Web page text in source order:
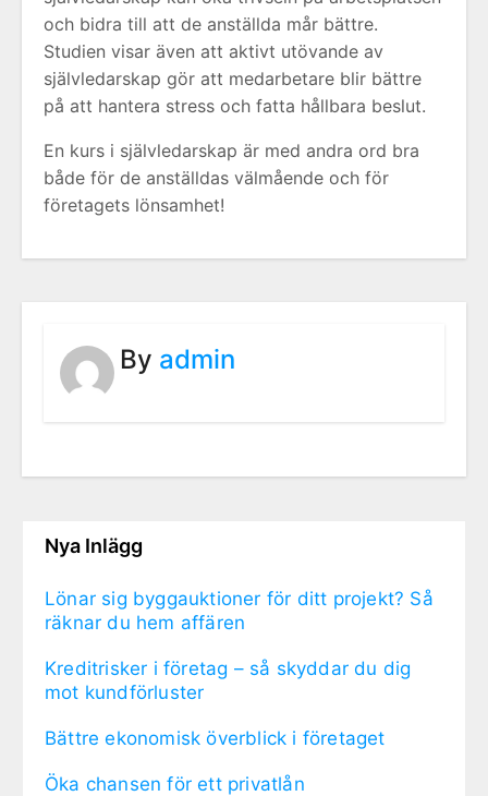
och bidra till att de anställda mår bättre.
Studien visar även att aktivt utövande av
självledarskap gör att medarbetare blir bättre
på att hantera stress och fatta hållbara beslut.
En kurs i självledarskap är med andra ord bra
både för de anställdas välmående och för
företagets lönsamhet!
By admin
Nya Inlägg
Lönar sig byggauktioner för ditt projekt? Så
räknar du hem affären
Kreditrisker i företag – så skyddar du dig
mot kundförluster
Bättre ekonomisk överblick i företaget
Öka chansen för ett privatlån